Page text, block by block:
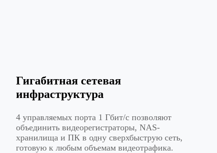
Гигабитная сетевая
инфраструктура
4 управляемых порта 1 Гбит/с позволяют
объединить видеорегистраторы, NAS-
хранилища и ПК в одну сверхбыструю сеть,
готовую к любым объемам видеотрафика.